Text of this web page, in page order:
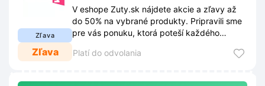
Zľava
Zľava
V eshope Zuty.sk nájdete akcie a zľavy až
do 50% na vybrané produkty. Pripravili sme
pre vás ponuku, ktorá poteší každého
Platí do odvolania